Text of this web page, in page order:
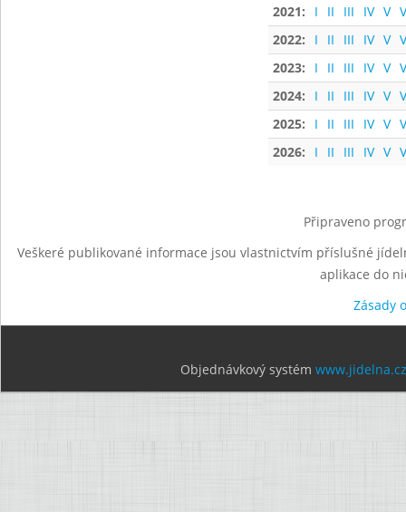
2021:
I II III IV V
2022:
I II III IV V
2023:
I II III IV V
2024:
I II III IV V
2025:
I II III IV V
2026:
I II III IV V
Připraveno
Veškeré publikované informace jsou vlastnictvím příslušné
aplikace do
Zásady
Objednávkový systém www.jidelna.cz